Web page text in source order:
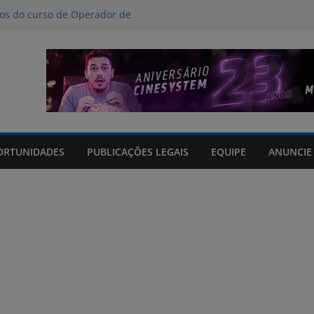
do curso de Operador de
poucas chances de cura para o
climático, portaria suspende
FURG até sexta (7) pela manhã
PUBLICAÇÕES LEGAIS EQUIPE ANUNCIE